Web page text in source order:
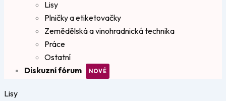
Lisy
Plničky a etiketovačky
Zemědělská a vinohradnická technika
Práce
Ostatní
Diskuzní fórum
Lisy